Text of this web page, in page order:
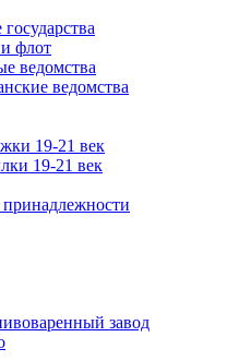
флот
ведомства
ведомства
19-21 век
19-21 век
завод